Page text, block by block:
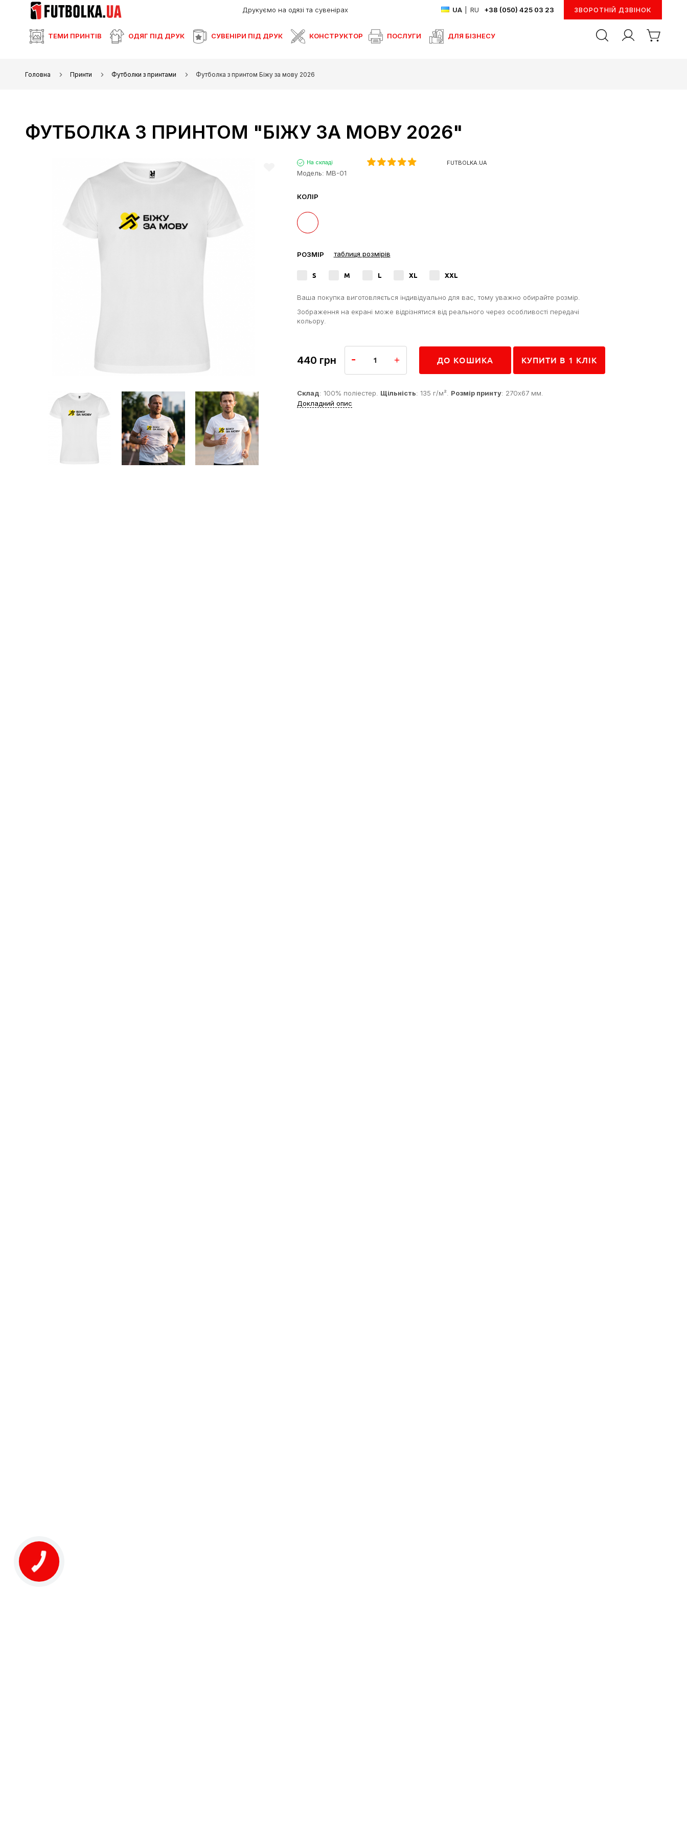
Друкуємо на одязі та сувенірах UA RU +38 (050) 425 03 23 ЗВОРОТНІЙ ДЗВІНОК
ТЕМИ ПРИНТІВ ОДЯГ ПІД ДРУК СУВЕНІРИ ПІД ДРУК КОНСТРУКТОР ПОСЛУГИ ДЛЯ БІЗНЕСУ
Головна Принти Футболки з принтами Футболка з принтом Біжу за мову 2026
ФУТБОЛКА З ПРИНТОМ "БІЖУ ЗА МОВУ 2026"
На складі FUTBOLKA.UA
Модель: MB-01
КОЛІР
РОЗМІР таблиця розмірів
S M L XL XXL
Ваша покупка виготовляється індивідуально для вас, тому уважно обирайте розмір.
Зображення на екрані може відрізнятися від реального через особливості передачі
кольору.
440 грн ДО КОШИКА КУПИТИ В 1 КЛIК
Склад: 100% поліестер. Щільність: 135 г/м². Розмір принту: 270x67 мм.
Докладний опис